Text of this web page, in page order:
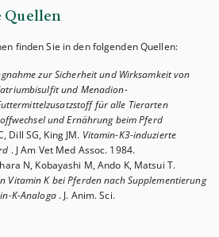
Quellen
finden Sie in den folgenden Quellen:
zur Sicherheit und Wirksamkeit von
und Menadion-
für alle Tierarten
und Ernährung beim Pferd
Dill SG, King JM. Vitamin-K3-induzierte
. J Am Vet Med Assoc. 1984.
N, Kobayashi M, Ando K, Matsui T.
Vitamin K bei Pferden nach Supplementierung
K-Analoga. J. Anim. Sci.